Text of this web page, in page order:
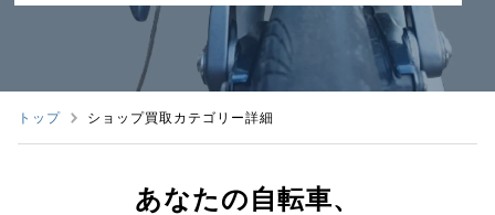
トップ ショップ買取カテゴリー詳細
あなたの自転車、